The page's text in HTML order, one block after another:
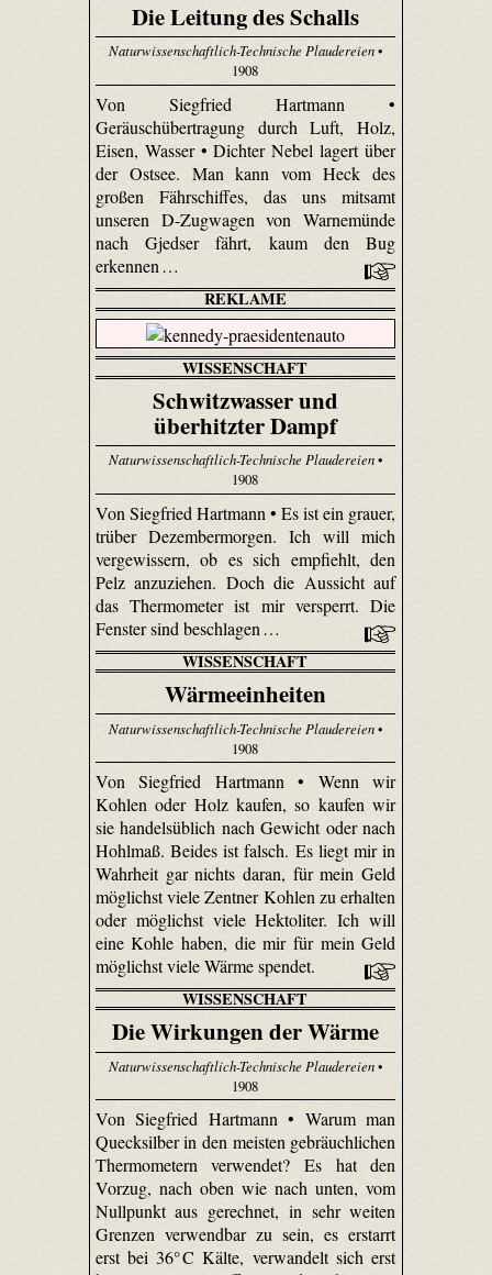
Die Leitung des Schalls
Naturwissenschaftlich-Technische Plaudereien•
1908
Von Siegfried Hartmann •
Geräuschübertragung durch Luft, Holz,
Eisen, Wasser • Dichter Nebel lagert über
der Ostsee. Man kann vom Heck des
großen Fährschiffes, das uns mitsamt
unseren D-Zugwagen von Warnemünde
nach Gjedser fährt, kaum den Bug
erkennen …
REKLAME
WISSENSCHAFT
Schwitzwasser und
überhitzter Dampf
Naturwissenschaftlich-Technische Plaudereien•
1908
Von Siegfried Hartmann • Es ist ein grauer,
trüber Dezembermorgen. Ich will mich
vergewissern, ob es sich empfiehlt, den
Pelz anzuziehen. Doch die Aussicht auf
das Thermometer ist mir versperrt. Die
Fenster sind beschlagen …
WISSENSCHAFT
Wärmeeinheiten
Naturwissenschaftlich-Technische Plaudereien•
1908
Von Siegfried Hartmann • Wenn wir
Kohlen oder Holz kaufen, so kaufen wir
sie handelsüblich nach Gewicht oder nach
Hohlmaß. Beides ist falsch. Es liegt mir in
Wahrheit gar nichts daran, für mein Geld
möglichst viele Zentner Kohlen zu erhalten
oder möglichst viele Hektoliter. Ich will
eine Kohle haben, die mir für mein Geld
möglichst viele Wärme spendet.
WISSENSCHAFT
Die Wirkungen der Wärme
Naturwissenschaftlich-Technische Plaudereien•
1908
Von Siegfried Hartmann • Warum man
Quecksilber in den meisten gebräuchlichen
Thermometern verwendet? Es hat den
Vorzug, nach oben wie nach unten, vom
Nullpunkt aus gerechnet, in sehr weiten
Grenzen verwendbar zu sein, es erstarrt
erst bei 36° C Kälte, verwandelt sich erst